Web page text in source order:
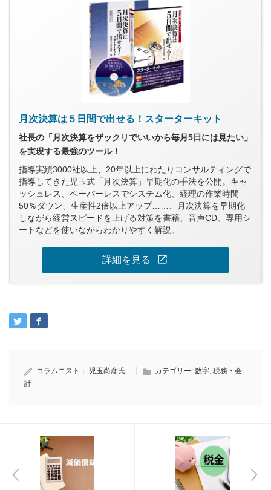
月次決算は５日間で出せる！スターターキット
社長の「月次決算をザックリでいいから毎月5日には見たい」
を実現する最強のツール！
指導実績3000社以上、20年以上にわたりコンサルティングで
指導してきた児玉式「月次決算」早期化の手法を公開。キャ
ッシュレス、ペーパーレスでシステム化、経理の作業時間
50％ダウン、生産性2倍以上アップ……、月次決算を早期化
しながら経営スピードを上げる対策を書籍、音声CD、専用シ
ートなどを使いながらわかりやすく解説。
詳細を見る open_in_new
コラムニスト： 児玉尚彦氏 カテゴリー: 数字 税務・会
計